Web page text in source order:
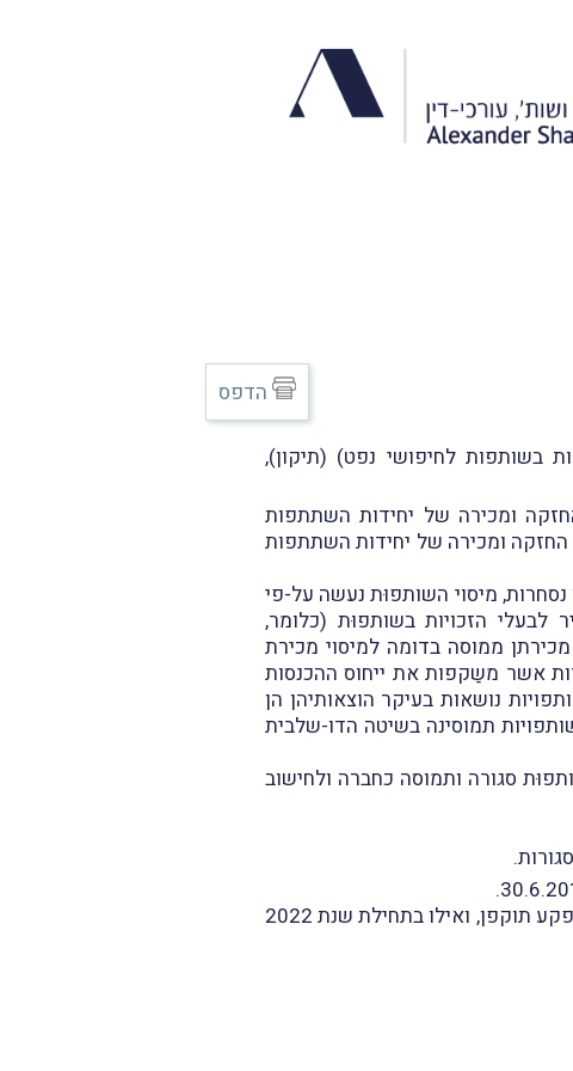
בשותפות לחיפושי נפט) (תיקון),
ומכירה של יחידות השתתפות
ומכירה של יחידות השתתפות
נסחרות, מיסוי השותפוּת נעשה על-פי
הזכויות בשותפוּת (כלומר,
ממוסה בדומה למיסוי מכירת
אשר משַקפות את ייחוס ההכנסות
נושאות בעיקר הוצאותיהן הן
תמוסינה בשיטה הדו-שלבית
סגורה ותמוסה כחברה ולחישוב
בהתאם, נקבע בתקנות 6 ו-7 לתיקון, כי התקנות כנוסחן לפני התיקון תחולנה הָחל מהמועד שבו פקע תוקפן, ואילו בתחילת שנת 2022